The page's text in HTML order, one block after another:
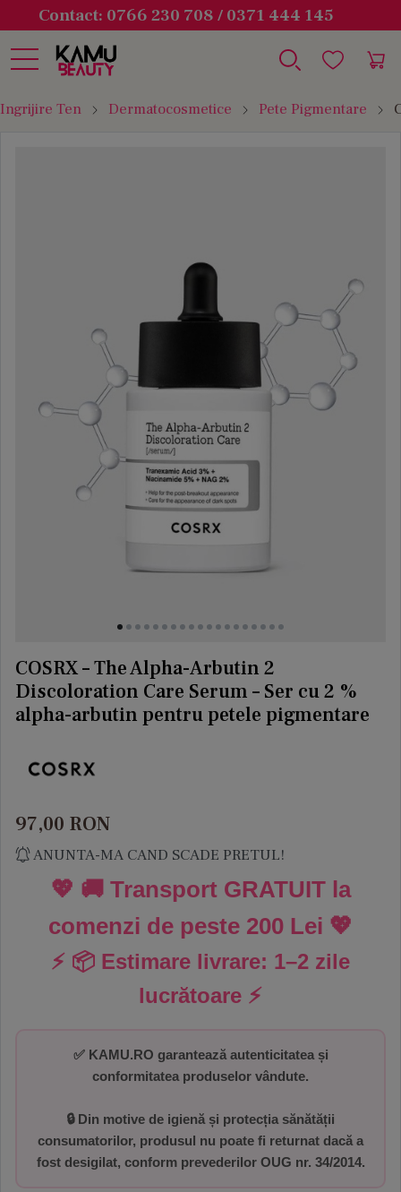
Contact: 0766 230 708 / 0371 444 145
Ingrijire Ten Dermatocosmetice Pete Pigmentare
COSRX – The Alpha-Arbutin 2
Discoloration Care Serum – Ser cu 2 %
alpha-arbutin pentru petele pigmentare
97,00 RON
ANUNTA-MA CAND SCADE PRETUL!
💖 🚚 Transport GRATUIT la
comenzi de peste 200 Lei 💖
⚡ 📦 Estimare livrare: 1–2 zile
lucrătoare ⚡
✅ KAMU.RO garantează autenticitatea și
conformitatea produselor vândute.
🔒 Din motive de igienă și protecția sănătății
consumatorilor, produsul nu poate fi returnat dacă a
fost desigilat, conform prevederilor OUG nr. 34/2014.